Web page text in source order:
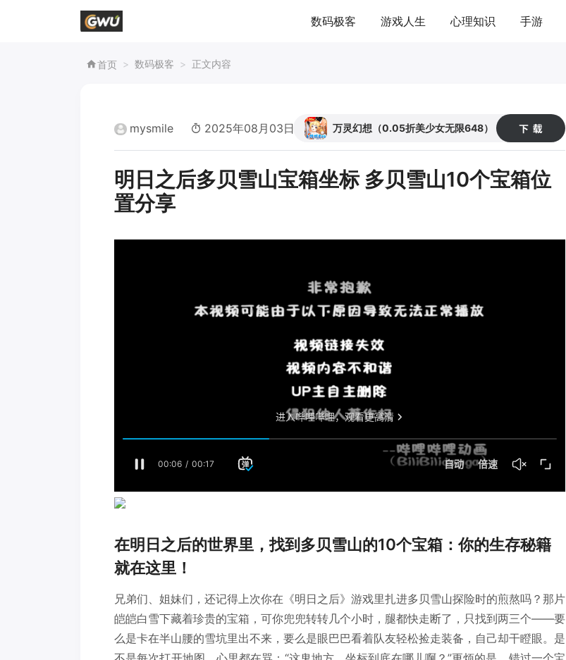
数码极客 游戏人生 心理知识 手游
首页 数码极客 正文内容
mysmile 2025年08月03日 12:21 52
万灵幻想（0.05折美少女无限648）
明日之后多贝雪山宝箱坐标 多贝雪山10个宝箱位
置分享
在明日之后的世界里，找到多贝雪山的10个宝箱：你的生存秘籍
就在这里！
兄弟们、姐妹们，还记得上次你在《明日之后》游戏里扎进多贝雪山探险时的煎熬吗？那片
皑皑白雪下藏着珍贵的宝箱，可你兜兜转转几个小时，腿都快走断了，只找到两三个——要
么是卡在半山腰的雪坑里出不来，要么是眼巴巴看着队友轻松捡走装备，自己却干瞪眼。是